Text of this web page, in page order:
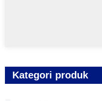
Kategori produk